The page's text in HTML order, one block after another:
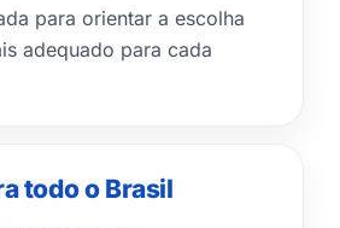
para orientar a escolha
adequado para cada
todo o Brasil